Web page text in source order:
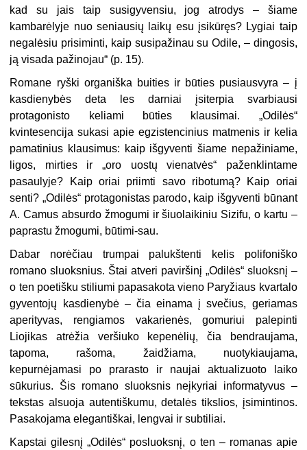
kad su jais taip susigyvensiu, jog atrodys – šiame
kambarėlyje nuo seniausių laikų esu įsikūręs? Lygiai taip
negalėsiu prisiminti, kaip susipažinau su Odile, – dingosis,
ją visada pažinojau“ (p. 15).
Romane ryški organiška buities ir būties pusiausvyra – į
kasdienybės deta les darniai įsiterpia svarbiausi
protagonisto keliami būties klausimai. „Odilės“
kvintesencija sukasi apie egzistencinius matmenis ir kelia
pamatinius klausimus: kaip išgyventi šiame nepažiniame,
ligos, mirties ir „oro uostų vienatvės“ paženklintame
pasaulyje? Kaip oriai priimti savo ribotumą? Kaip oriai
senti? „Odilės“ protagonistas parodo, kaip išgyventi būnant
A. Camus absurdo žmogumi ir šiuolaikiniu Sizifu, o kartu –
paprastu žmogumi, būtimi-sau.
Dabar norėčiau trumpai palukštenti kelis polifoniško
romano sluoksnius. Štai atveri paviršinį „Odilės“ sluoksnį –
o ten poetišku stiliumi papasakota vieno Paryžiaus kvartalo
gyventojų kasdienybė – čia einama į svečius, geriamas
aperityvas, rengiamos vakarienės, gomuriui palepinti
Liojikas atrėžia veršiuko kepenėlių, čia bendraujama,
tapoma, rašoma, žaidžiama, nuotykiaujama,
kepurnėjamasi po prarasto ir naujai aktualizuoto laiko
sūkurius. Šis romano sluoksnis neįkyriai informatyvus –
tekstas alsuoja autentiškumu, detalės tikslios, įsimintinos.
Pasakojama elegantiškai, lengvai ir subtiliai.
Kapstai gilesnį „Odilės“ posluoksnį, o ten – romanas apie